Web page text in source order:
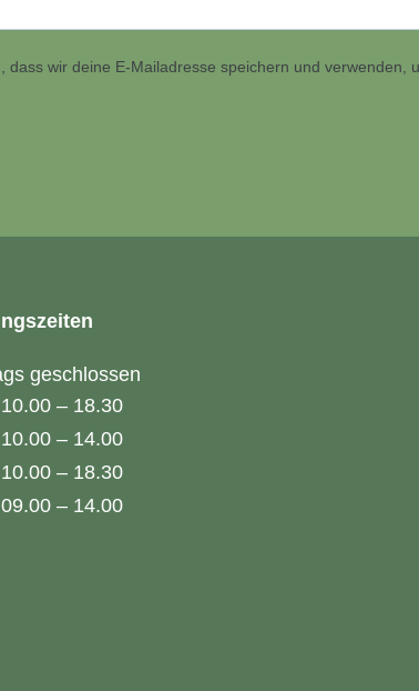
dass wir deine E-Mailadresse speichern und verwenden,
geschlossen
10.00 – 18.30
10.00 – 14.00
10.00 – 18.30
09.00 – 14.00